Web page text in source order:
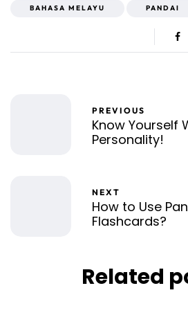
BAHASA MELAYU PANDAI
PREVIOUS
Know Yourself
Personality!
NEXT
How to Use
Flashcards?
Related